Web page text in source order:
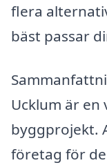
flera
bäst passar
Ucklum är en
byggprojekt.
företag för